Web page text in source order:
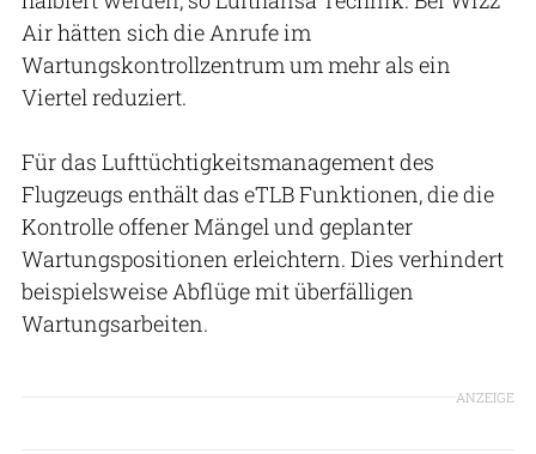
Air hätten sich die Anrufe im
Wartungskontrollzentrum um mehr als ein
Viertel reduziert.
Für das Lufttüchtigkeitsmanagement des
Flugzeugs enthält das eTLB Funktionen, die die
Kontrolle offener Mängel und geplanter
Wartungspositionen erleichtern. Dies verhindert
beispielsweise Abflüge mit überfälligen
Wartungsarbeiten.
ANZEIGE